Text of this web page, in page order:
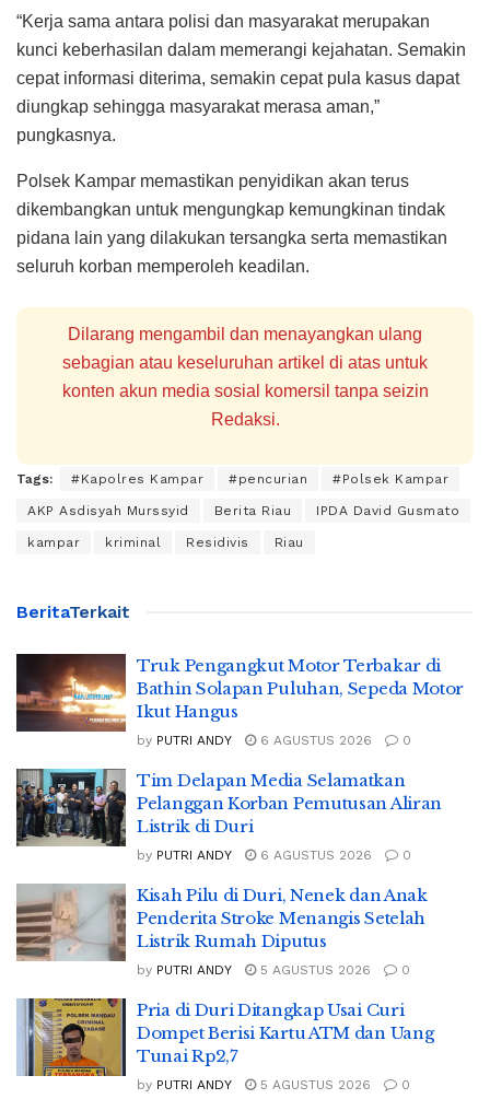
“Kerja sama antara polisi dan masyarakat merupakan
kunci keberhasilan dalam memerangi kejahatan. Semakin
cepat informasi diterima, semakin cepat pula kasus dapat
diungkap sehingga masyarakat merasa aman,”
pungkasnya.
Polsek Kampar memastikan penyidikan akan terus
dikembangkan untuk mengungkap kemungkinan tindak
pidana lain yang dilakukan tersangka serta memastikan
seluruh korban memperoleh keadilan.
Dilarang mengambil dan menayangkan ulang
sebagian atau keseluruhan artikel di atas untuk
konten akun media sosial komersil tanpa seizin
Redaksi.
Tags: #Kapolres Kampar #pencurian #Polsek Kampar
AKP Asdisyah Murssyid Berita Riau IPDA David Gusmato
kampar kriminal Residivis Riau
BeritaTerkait
Truk Pengangkut Motor Terbakar di
Bathin Solapan Puluhan, Sepeda Motor
Ikut Hangus
by PUTRI ANDY 6 AGUSTUS 2026 0
Tim Delapan Media Selamatkan
Pelanggan Korban Pemutusan Aliran
Listrik di Duri
by PUTRI ANDY 6 AGUSTUS 2026 0
Kisah Pilu di Duri, Nenek dan Anak
Penderita Stroke Menangis Setelah
Listrik Rumah Diputus
by PUTRI ANDY 5 AGUSTUS 2026 0
Pria di Duri Ditangkap Usai Curi
Dompet Berisi Kartu ATM dan Uang
Tunai Rp2,7
by PUTRI ANDY 5 AGUSTUS 2026 0